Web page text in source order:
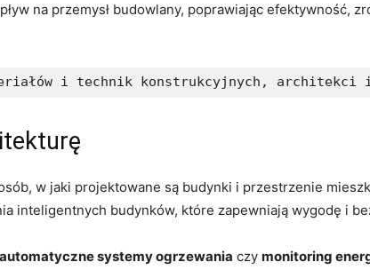
na przemysł budowlany, poprawiając efektywność,
i technik konstrukcyjnych,
w⁢ jaki ⁢projektowane są‌ budynki i przestrzenie
inteligentnych budynków, które zapewniają‍ wygodę i
automatyczne systemy ogrzewania czy monitoring